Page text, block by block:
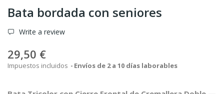
Bata bordada con seniores
Write a review
29,50 €
Impuestos incluidos Envíos de 2 a 10 días laborables